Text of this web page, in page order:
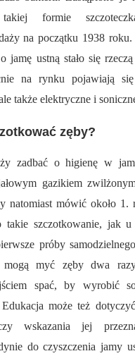
formie
na początku 1938 roku.
jamę ustną stało się
na rynku pojawiają
także elektryczne i
zęby?
zadbać o higienę w
gazikiem
natomiast mówić około 1.
szczotkowanie, jak u
próby
mogą myć zęby dwa
spać, by wyrobić
może też
wskazania jej
do czyszczenia jamy